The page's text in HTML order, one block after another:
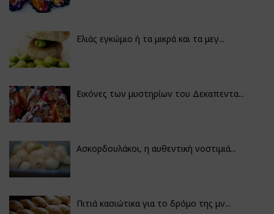
Ελιάς εγκώμιο ή τα μικρά και τα μεγ...
Εικόνες των μυστηρίων του Δεκαπεντα...
Ασκορδουλάκοι, η αυθεντική νοστιμιά...
Πιτιά κασιώτικα για το δρόμο της μν...